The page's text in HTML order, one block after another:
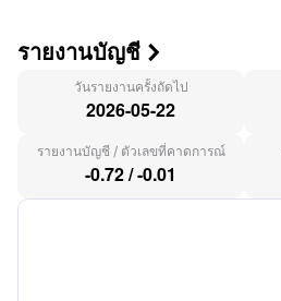
รายงานบัญชี 
วันรายงานครั้งถัดไป
2026-05-22
รายงานบัญชี/ ตัวเลขที่คาดการณ์
-0.72/-0.01